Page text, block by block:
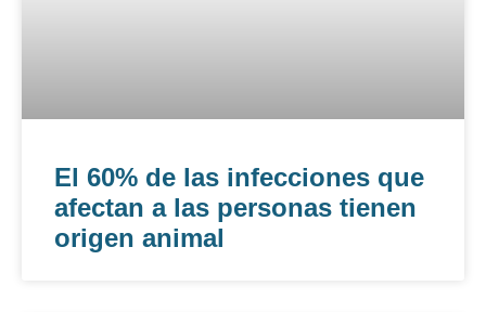
El 60% de las infecciones que
afectan a las personas tienen
origen animal